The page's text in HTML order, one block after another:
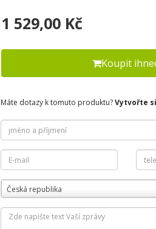
1 529,00 Kč
Koupit
Máte dotazy k tomuto produktu?Vytvořte
Česká republika